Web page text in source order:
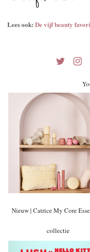
Lees ook: De vijf beauty
Nieuw | Catrice My Core
collectie